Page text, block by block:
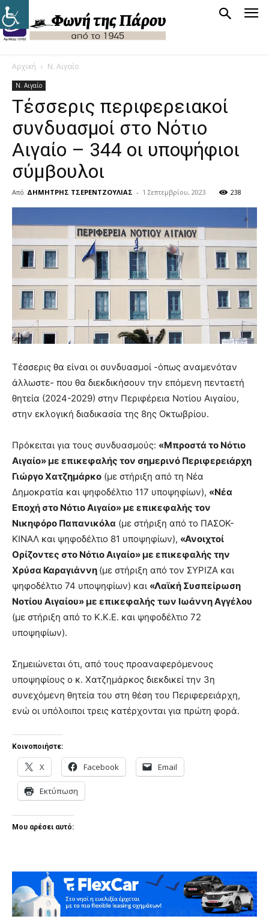
Αρχική Ν. Αιγαίο
Ν. Αιγαίο
Τέσσερις περιφερειακοί
συνδυασμοί στο Νότιο
Αιγαίο – 344 οι υποψήφιοι
σύμβουλοι
Από ΔΗΜΗΤΡΗΣ ΤΣΕΡΕΝΤΖΟΥΛΙΑΣ - 1 Σεπτεμβρίου, 2023 238
Τέσσερις θα είναι οι συνδυασμοί -όπως αναμενόταν
άλλωστε- που θα διεκδικήσουν την επόμενη πενταετή
θητεία (2024-2029) στην Περιφέρεια Νοτίου Αιγαίου,
στην εκλογική διαδικασία της 8ης Οκτωβρίου.
Πρόκειται για τους συνδυασμούς: «Μπροστά το Νότιο
Αιγαίο» με επικεφαλής τον σημερινό Περιφερειάρχη
Γιώργο Χατζημάρκο (με στήριξη από τη Νέα
Δημοκρατία και ψηφοδέλτιο 117 υποψηφίων), «Νέα
Εποχή στο Νότιο Αιγαίο» με επικεφαλής τον
Νικηφόρο Παπανικόλα (με στήριξη από το ΠΑΣΟΚ-
ΚΙΝΑΛ και ψηφοδέλτιο 81 υποψηφίων), «Ανοιχτοί
Ορίζοντες στο Νότιο Αιγαίο» με επικεφαλής την
Χρύσα Καραγιάννη (με στήριξη από τον ΣΥΡΙΖΑ και
ψηφοδέλτιο 74 υποψηφίων) και «Λαϊκή Συσπείρωση
Νοτίου Αιγαίου» με επικεφαλής των Ιωάννη Αγγέλου
(με στήριξη από το Κ.Κ.Ε. και ψηφοδέλτιο 72
υποψηφίων).
Σημειώνεται ότι, από τους προαναφερόμενους
υποψηφίους ο κ. Χατζημάρκος διεκδικεί την 3η
συνεχόμενη θητεία του στη θέση του Περιφερειάρχη,
ενώ οι υπόλοιποι τρεις κατέρχονται για πρώτη φορά.
Κοινοποιήστε:
X Facebook Email
Εκτύπωση
Μου αρέσει αυτό: